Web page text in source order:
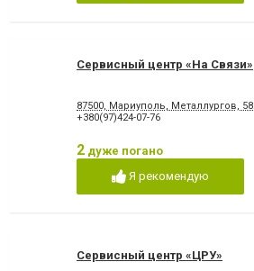
Сервисный центр «На Связи»
87500, Мариуполь, Металлургов, 58
+380(97)424-07-76
2 дуже погано
Я рекомендую
Сервисный центр «ЦРУ»